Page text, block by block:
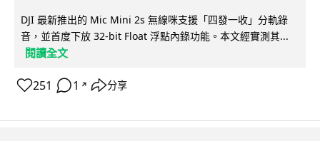
DJI 最新推出的 Mic Mini 2s 無線咪支援「四發一收」分軌錄
音，並首度下放 32-bit Float 浮點內錄功能。本文經實測其...
閱讀全文
251 1 ↗ 分享